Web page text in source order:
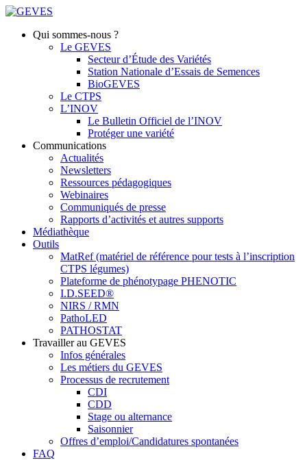
Qui sommes-nous ?
Le GEVES
Secteur d’Étude des Variétés
Station Nationale d’Essais de Semences
BioGEVES
Le CTPS
L’INOV
Le Bulletin Officiel de l’INOV
Protéger une variété
Communications
Actualités
Newsletters
Ressources pédagogiques
Webinaires
Communiqués de presse
Rapports d’activités et autres supports
Médiathèque
Outils
MatRef (matériel de référence pour tests à l’inscription
CTPS légumes)
Plateforme de phénotypage PHENOTIC
I.D.SEED®
NIRS / RMN
PathoLED
PATHOSTAT
Travailler au GEVES
Infos générales
Les métiers du GEVES
Processus de recrutement
CDI
CDD
Stage ou alternance
Saisonnier
Offres d’emploi/Candidatures spontanées
FAQ